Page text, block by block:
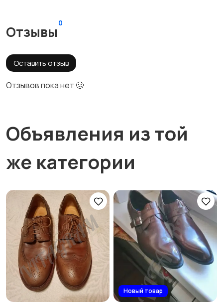
Отзывы
0
Оставить отзыв
Отзывов пока нет 🥴
Объявления из той
же категории
Новый товар